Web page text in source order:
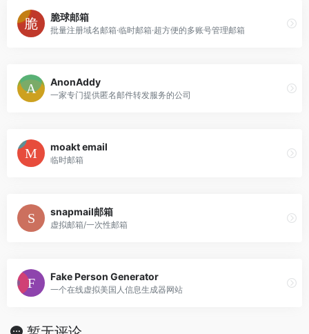
脆球邮箱
批量注册域名邮箱·临时邮箱·超方便的多账号管理邮箱
AnonAddy
一家专门提供匿名邮件转发服务的公司
moakt email
临时邮箱
snapmail邮箱
虚拟邮箱/一次性邮箱
Fake Person Generator
一个在线虚拟美国人信息生成器网站